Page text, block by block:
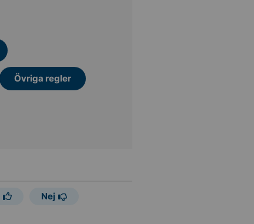
Övriga regler
Nej